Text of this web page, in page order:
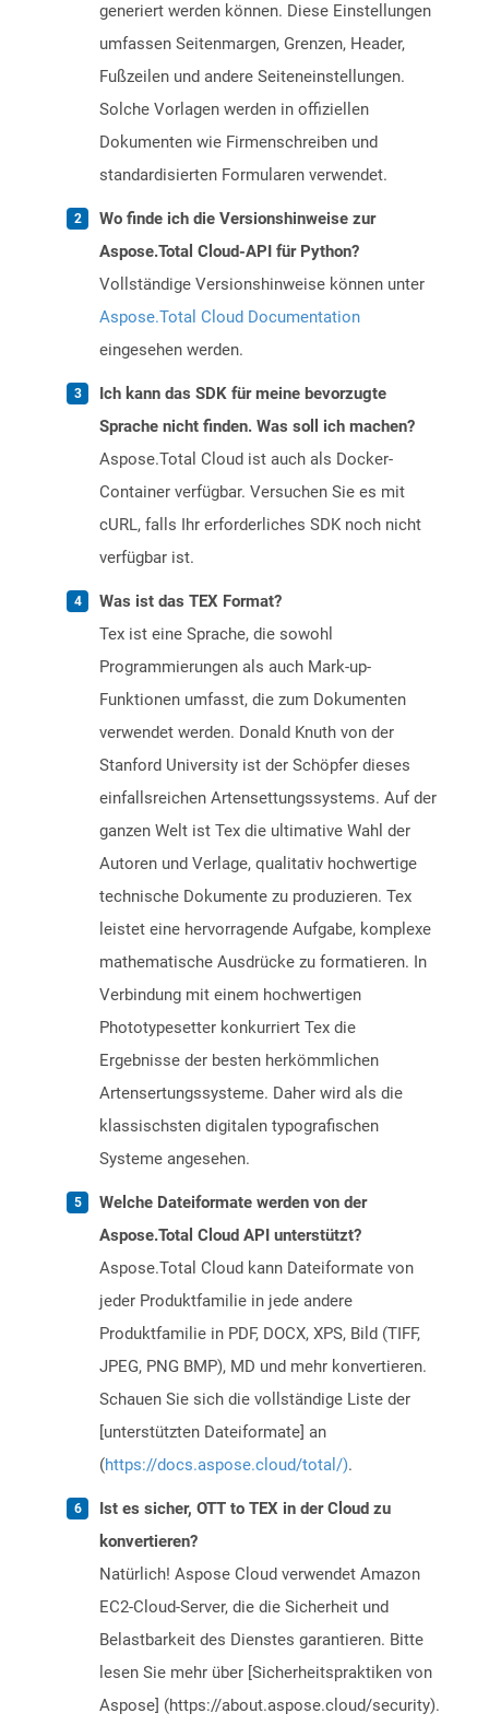
generiert werden können. Diese Einstellungen
umfassen Seitenmargen, Grenzen, Header,
Fußzeilen und andere Seiteneinstellungen.
Solche Vorlagen werden in offiziellen
Dokumenten wie Firmenschreiben und
standardisierten Formularen verwendet.
Wo finde ich die Versionshinweise zur
Aspose.Total Cloud-API für Python?
Vollständige Versionshinweise können unter
Aspose.Total Cloud Documentation
eingesehen werden.
Ich kann das SDK für meine bevorzugte
Sprache nicht finden. Was soll ich machen?
Aspose.Total Cloud ist auch als Docker-
Container verfügbar. Versuchen Sie es mit
cURL, falls Ihr erforderliches SDK noch nicht
verfügbar ist.
Was ist das TEX Format?
Tex ist eine Sprache, die sowohl
Programmierungen als auch Mark-up-
Funktionen umfasst, die zum Dokumenten
verwendet werden. Donald Knuth von der
Stanford University ist der Schöpfer dieses
einfallsreichen Artensettungssystems. Auf der
ganzen Welt ist Tex die ultimative Wahl der
Autoren und Verlage, qualitativ hochwertige
technische Dokumente zu produzieren. Tex
leistet eine hervorragende Aufgabe, komplexe
mathematische Ausdrücke zu formatieren. In
Verbindung mit einem hochwertigen
Phototypesetter konkurriert Tex die
Ergebnisse der besten herkömmlichen
Artensertungssysteme. Daher wird als die
klassischsten digitalen typografischen
Systeme angesehen.
Welche Dateiformate werden von der
Aspose.Total Cloud API unterstützt?
Aspose.Total Cloud kann Dateiformate von
jeder Produktfamilie in jede andere
Produktfamilie in PDF, DOCX, XPS, Bild (TIFF,
JPEG, PNG BMP), MD und mehr konvertieren.
Schauen Sie sich die vollständige Liste der
[unterstützten Dateiformate] an
(https://docs.aspose.cloud/total/).
Ist es sicher, OTT to TEX in der Cloud zu
konvertieren?
Natürlich! Aspose Cloud verwendet Amazon
EC2-Cloud-Server, die die Sicherheit und
Belastbarkeit des Dienstes garantieren. Bitte
lesen Sie mehr über [Sicherheitspraktiken von
Aspose] (https://about.aspose.cloud/security).